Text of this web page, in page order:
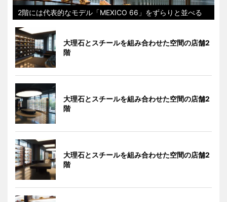
2階には代表的なモデル「MEXICO 66」をずらりと並べる
大理石とスチールを組み合わせた空間の店舗2
階
大理石とスチールを組み合わせた空間の店舗2
階
大理石とスチールを組み合わせた空間の店舗2
階